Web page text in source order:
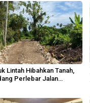
Lintah Hibahkan Tanah,
Perlebar Jalan